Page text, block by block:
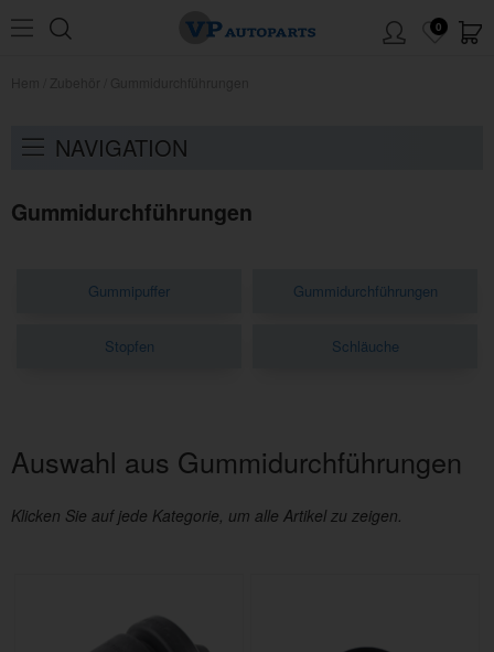
0
NAVIGATION
Gummidurchführungen
Gummipuffer Gummidurchführungen
Stopfen Schläuche
Auswahl aus Gummidurchführungen
Klicken Sie auf jede Kategorie, um alle Artikel zu zeigen.